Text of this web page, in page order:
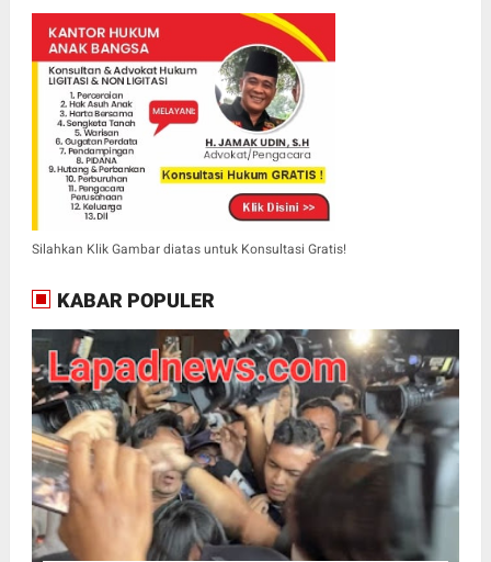
Silahkan Klik Gambar diatas untuk Konsultasi Gratis!
KABAR POPULER